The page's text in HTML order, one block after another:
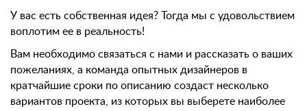
У вас есть собственная идея? Тогда мы с удовольствием
воплотим ее в реальность!
Вам необходимо связаться с нами и рассказать о ваших
пожеланиях, а команда опытных дизайнеров в
кратчайшие сроки по описанию создаст несколько
вариантов проекта, из которых вы выберете наиболее